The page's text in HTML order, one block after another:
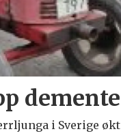
demente
i Sverige økt